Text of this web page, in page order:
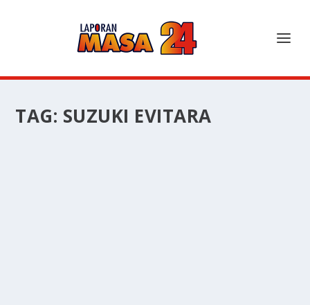
TAG: SUZUKI EVITARA